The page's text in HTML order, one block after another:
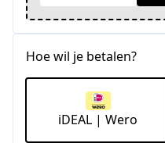
Hoe wil je betalen?
iDEAL | Wero